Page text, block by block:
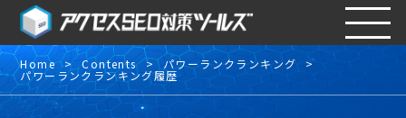
Home Contents パワーランクランキング
パワーランクランキング履歴